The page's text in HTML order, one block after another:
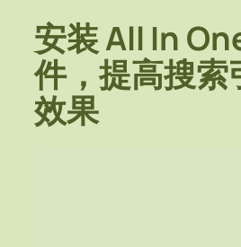
安装 All In
件，提高搜索
效果